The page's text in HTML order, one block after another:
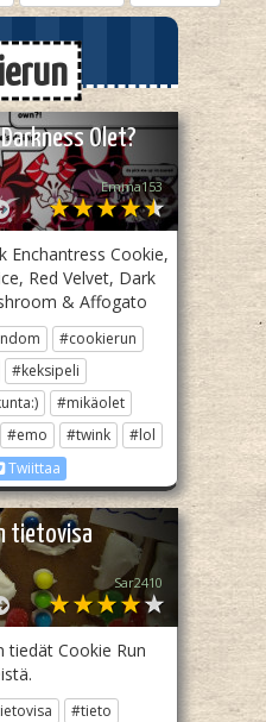
Olet?
Emma153
Enchantress Cookie,
Red Velvet, Dark
& Affogato
#cookierun
#keksipeli
#mikäolet
#emo #twink
#lol
Twiittaa
tietovisa
Sar2410
tiedät Cookie Run
#tieto